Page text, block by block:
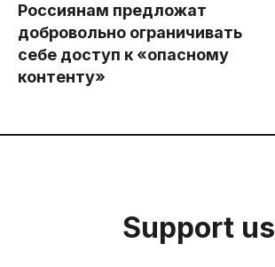
Россиянам предложат
добровольно ограничивать
себе доступ к «опасному
контенту»
Support us